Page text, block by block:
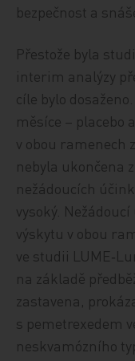
bezpečnost a
Přestože byla
interim analýzy
cíle bylo
měsíce – placebo
v obou ramenech
nebyla ukončena
nežádoucích
vysoký.
výskytu v obou
ve studii
na základě
zastavena,
s pemetrexedem
neskvamózního